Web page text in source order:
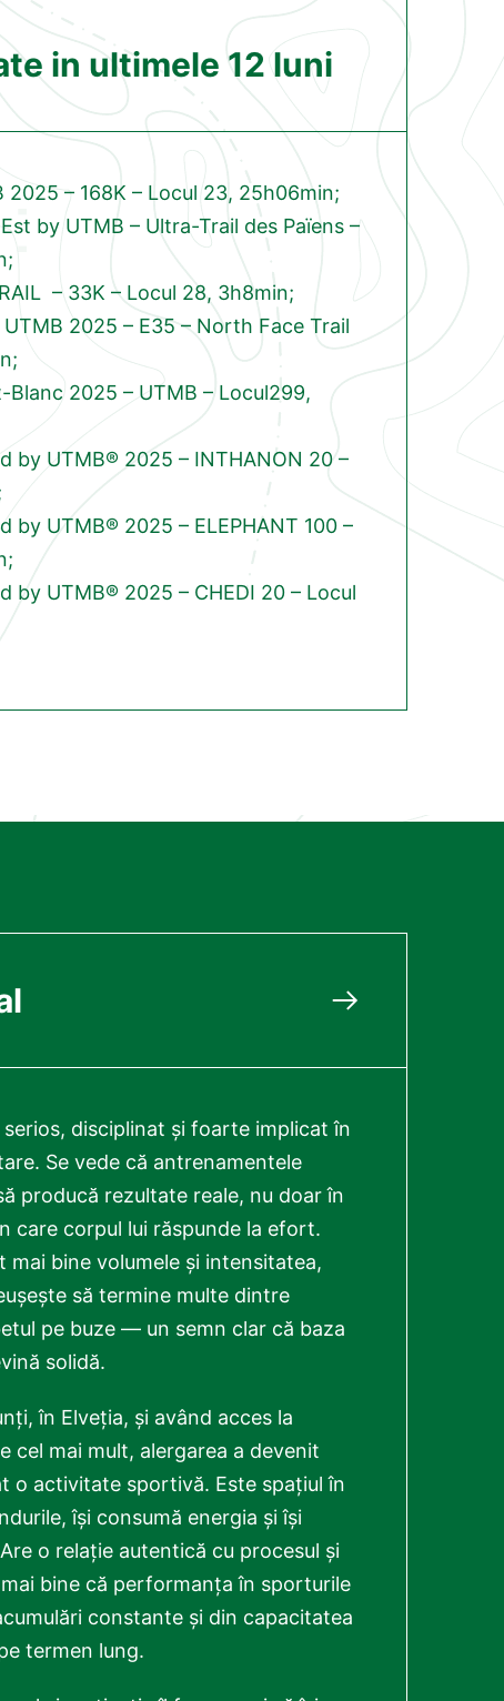
in ultimele 12 luni
2025 – 168K – Locul 23, 25h06min;
by UTMB – Ultra-Trail des Païens –
– 33K – Locul 28, 3h8min;
2025 – E35 – North Face Trail
Blanc 2025 – UTMB – Locul299,
by UTMB® 2025 – INTHANON 20 –
by UTMB® 2025 – ELEPHANT 100 –
by UTMB® 2025 – CHEDI 20 – Locul
disciplinat și foarte implicat în
Se vede că antrenamentele
producă rezultate reale, nu doar în
care corpul lui răspunde la efort.
mai bine volumele și intensitatea,
să termine multe dintre
pe buze — un semn clar că baza
solidă.
în Elveția, și având acces la
cel mai mult, alergarea a devenit
o activitate sportivă. Este spațiul în
își consumă energia și își
o relație autentică cu procesul și
bine că performanța în sporturile
constante și din capacitatea
termen lung.